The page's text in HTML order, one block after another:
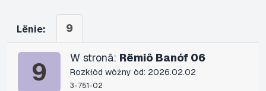
Lënie: 9
9 W stronã: Rëmiô Banóf 06
Rozkłôd wôżny òd: 2026.02.02
3-751-02